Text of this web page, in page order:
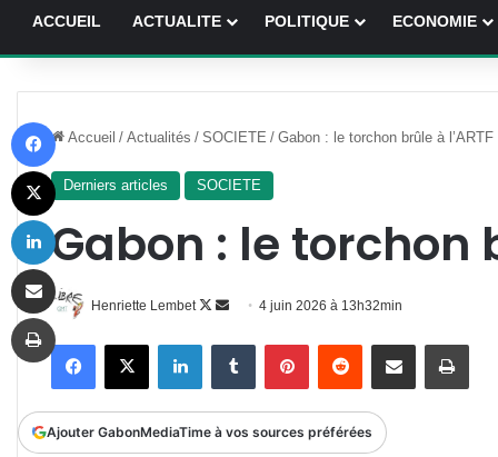
ACCUEIL ACTUALITE POLITIQUE ECONOMIE
Accueil / Actualités / SOCIETE / Gabon : le torchon brûle à l’ARTF
Derniers articles SOCIETE
Gabon : le torchon
Henriette Lembet
Follow
Envoyer
courriel
4 juin 2026 à 13h32min
FacebookX LinkedinTumblr PinterestReddit Partager par email
Ajouter GabonMediaTime à vos sources préférées
X
Imprimer